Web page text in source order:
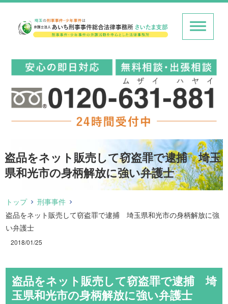
盗品をネット販売して窃盗罪で逮捕 埼玉
県和光市の身柄解放に強い弁護士
トップ
刑事事件
盗品をネット販売して窃盗罪で逮捕 埼玉県和光市の身柄解放に強
い弁護士
2018/01/25
盗品をネット販売して窃盗罪で逮捕 埼
玉県和光市の身柄解放に強い弁護士